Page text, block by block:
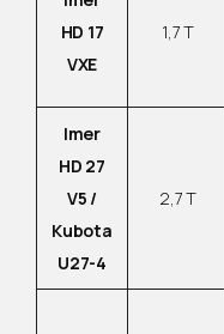
HD 17
VXE
1,7 T
Imer
HD 27
V5 /
Kubota
U27-4
2,7 T